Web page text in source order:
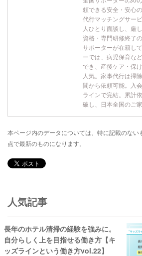
頼できる安全・安心
代行マッチングサー
人ひとり面談し、厳
資格・専門研修終了
サポーターが在籍し
ーでは、病児保育な
でき、産後ケア・保
人気。家事代行は掃
間から依頼可能。入
ラインで完結。累計
破し、日本全国のご
本ページ内のデータについては、特に記載のない
点で最新のものになります。
人気記事
長年のホテル清掃の経験を強みに。
自分らしく上を目指せる働き方【キ
ッズラインという働き方vol.22】